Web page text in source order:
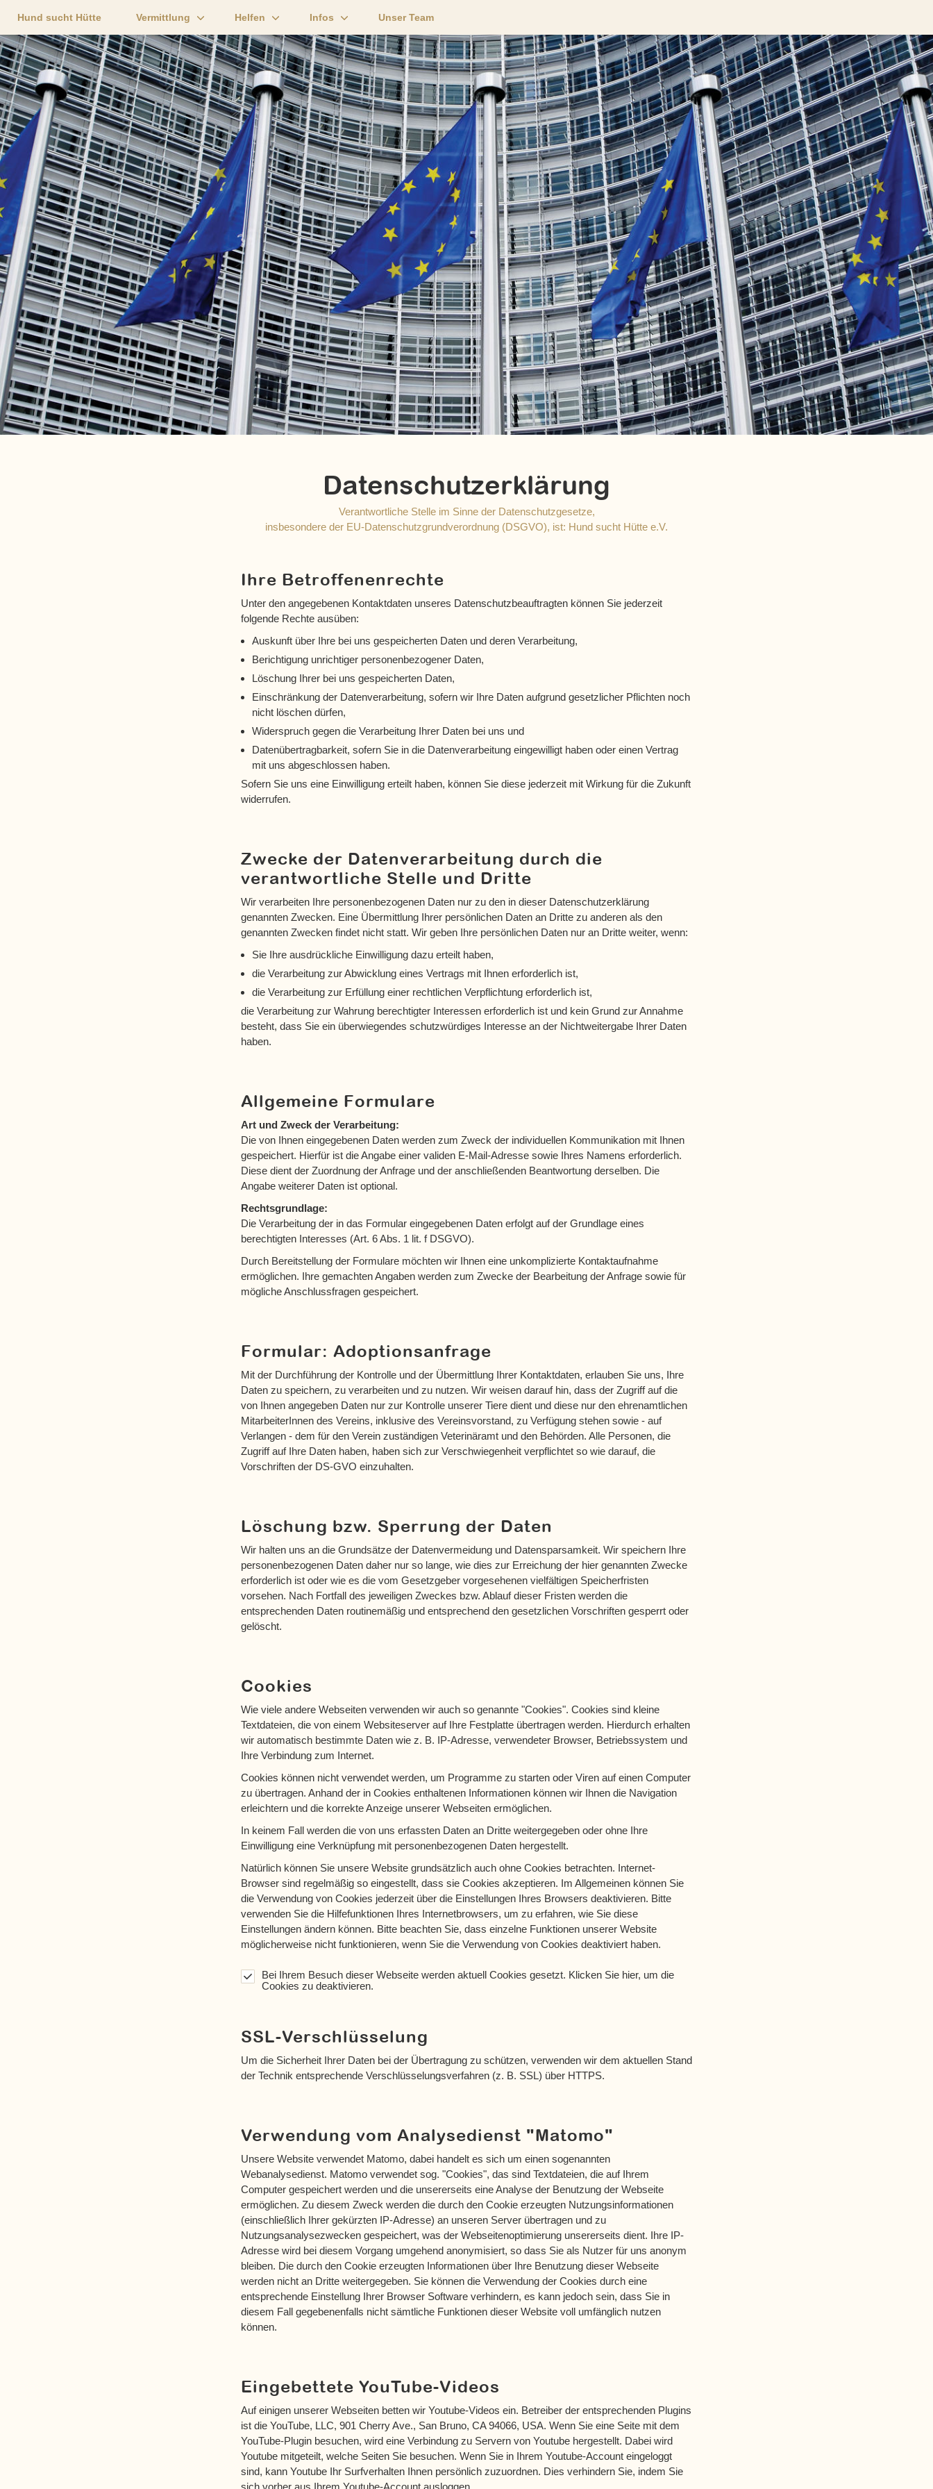
Hund sucht Hütte Vermittlung
Unsere Katzen
Unsere Hunde
Helfen
Wie kann ich helfen
Pate werden
Infos
Passt ein Hund zu mir?
Auslandstierschutz Kroatien
Unsere kroatischen
Pflegestellen
Unser Team
Datenschutzerklärung
Verantwortliche Stelle im Sinne der Datenschutzgesetze,
insbesondere der EU-Datenschutzgrundverordnung (DSGVO), ist: Hund sucht Hütte e.V.
Ihre Betroffenenrechte
Unter den angegebenen Kontaktdaten unseres Datenschutzbeauftragten können Sie jederzeit
folgende Rechte ausüben:
Auskunft über Ihre bei uns gespeicherten Daten und deren Verarbeitung,
Berichtigung unrichtiger personenbezogener Daten,
Löschung Ihrer bei uns gespeicherten Daten,
Einschränkung der Datenverarbeitung, sofern wir Ihre Daten aufgrund gesetzlicher Pflichten noch
nicht löschen dürfen,
Widerspruch gegen die Verarbeitung Ihrer Daten bei uns und
Datenübertragbarkeit, sofern Sie in die Datenverarbeitung eingewilligt haben oder einen Vertrag
mit uns abgeschlossen haben.
Sofern Sie uns eine Einwilligung erteilt haben, können Sie diese jederzeit mit Wirkung für die Zukunft
widerrufen.
Zwecke der Datenverarbeitung durch die
verantwortliche Stelle und Dritte
Wir verarbeiten Ihre personenbezogenen Daten nur zu den in dieser Datenschutzerklärung
genannten Zwecken. Eine Übermittlung Ihrer persönlichen Daten an Dritte zu anderen als den
genannten Zwecken findet nicht statt. Wir geben Ihre persönlichen Daten nur an Dritte weiter, wenn:
Sie Ihre ausdrückliche Einwilligung dazu erteilt haben,
die Verarbeitung zur Abwicklung eines Vertrags mit Ihnen erforderlich ist,
die Verarbeitung zur Erfüllung einer rechtlichen Verpflichtung erforderlich ist,
die Verarbeitung zur Wahrung berechtigter Interessen erforderlich ist und kein Grund zur Annahme
besteht, dass Sie ein überwiegendes schutzwürdiges Interesse an der Nichtweitergabe Ihrer Daten
haben.
Allgemeine Formulare
Art und Zweck der Verarbeitung:
Die von Ihnen eingegebenen Daten werden zum Zweck der individuellen Kommunikation mit Ihnen
gespeichert. Hierfür ist die Angabe einer validen E-Mail-Adresse sowie Ihres Namens erforderlich.
Diese dient der Zuordnung der Anfrage und der anschließenden Beantwortung derselben. Die
Angabe weiterer Daten ist optional.
Rechtsgrundlage:
Die Verarbeitung der in das Formular eingegebenen Daten erfolgt auf der Grundlage eines
berechtigten Interesses (Art. 6 Abs. 1 lit. f DSGVO).
Durch Bereitstellung der Formulare möchten wir Ihnen eine unkomplizierte Kontaktaufnahme
ermöglichen. Ihre gemachten Angaben werden zum Zwecke der Bearbeitung der Anfrage sowie für
mögliche Anschlussfragen gespeichert.
Formular: Adoptionsanfrage
Mit der Durchführung der Kontrolle und der Übermittlung Ihrer Kontaktdaten, erlauben Sie uns, Ihre
Daten zu speichern, zu verarbeiten und zu nutzen. Wir weisen darauf hin, dass der Zugriff auf die
von Ihnen angegeben Daten nur zur Kontrolle unserer Tiere dient und diese nur den ehrenamtlichen
MitarbeiterInnen des Vereins, inklusive des Vereinsvorstand, zu Verfügung stehen sowie - auf
Verlangen - dem für den Verein zuständigen Veterinäramt und den Behörden. Alle Personen, die
Zugriff auf Ihre Daten haben, haben sich zur Verschwiegenheit verpflichtet so wie darauf, die
Vorschriften der DS-GVO einzuhalten.
Löschung bzw. Sperrung der Daten
Wir halten uns an die Grundsätze der Datenvermeidung und Datensparsamkeit. Wir speichern Ihre
personenbezogenen Daten daher nur so lange, wie dies zur Erreichung der hier genannten Zwecke
erforderlich ist oder wie es die vom Gesetzgeber vorgesehenen vielfältigen Speicherfristen
vorsehen. Nach Fortfall des jeweiligen Zweckes bzw. Ablauf dieser Fristen werden die
entsprechenden Daten routinemäßig und entsprechend den gesetzlichen Vorschriften gesperrt oder
gelöscht.
Cookies
Wie viele andere Webseiten verwenden wir auch so genannte "Cookies". Cookies sind kleine
Textdateien, die von einem Websiteserver auf Ihre Festplatte übertragen werden. Hierdurch erhalten
wir automatisch bestimmte Daten wie z. B. IP-Adresse, verwendeter Browser, Betriebssystem und
Ihre Verbindung zum Internet.
Cookies können nicht verwendet werden, um Programme zu starten oder Viren auf einen Computer
zu übertragen. Anhand der in Cookies enthaltenen Informationen können wir Ihnen die Navigation
erleichtern und die korrekte Anzeige unserer Webseiten ermöglichen.
In keinem Fall werden die von uns erfassten Daten an Dritte weitergegeben oder ohne Ihre
Einwilligung eine Verknüpfung mit personenbezogenen Daten hergestellt.
Natürlich können Sie unsere Website grundsätzlich auch ohne Cookies betrachten. Internet-
Browser sind regelmäßig so eingestellt, dass sie Cookies akzeptieren. Im Allgemeinen können Sie
die Verwendung von Cookies jederzeit über die Einstellungen Ihres Browsers deaktivieren. Bitte
verwenden Sie die Hilfefunktionen Ihres Internetbrowsers, um zu erfahren, wie Sie diese
Einstellungen ändern können. Bitte beachten Sie, dass einzelne Funktionen unserer Website
möglicherweise nicht funktionieren, wenn Sie die Verwendung von Cookies deaktiviert haben.
Bei Ihrem Besuch dieser Webseite werden aktuell Cookies gesetzt. Klicken Sie hier, um die
Cookies zu deaktivieren.
SSL-Verschlüsselung
Um die Sicherheit Ihrer Daten bei der Übertragung zu schützen, verwenden wir dem aktuellen Stand
der Technik entsprechende Verschlüsselungsverfahren (z. B. SSL) über HTTPS.
Verwendung vom Analysedienst "Matomo"
Unsere Website verwendet Matomo, dabei handelt es sich um einen sogenannten
Webanalysedienst. Matomo verwendet sog. "Cookies", das sind Textdateien, die auf Ihrem
Computer gespeichert werden und die unsererseits eine Analyse der Benutzung der Webseite
ermöglichen. Zu diesem Zweck werden die durch den Cookie erzeugten Nutzungsinformationen
(einschließlich Ihrer gekürzten IP-Adresse) an unseren Server übertragen und zu
Nutzungsanalysezwecken gespeichert, was der Webseitenoptimierung unsererseits dient. Ihre IP-
Adresse wird bei diesem Vorgang umge­hend anony­mi­siert, so dass Sie als Nutzer für uns anonym
bleiben. Die durch den Cookie erzeugten Informationen über Ihre Benutzung dieser Webseite
werden nicht an Dritte weitergegeben. Sie können die Verwendung der Cookies durch eine
entsprechende Einstellung Ihrer Browser Software verhindern, es kann jedoch sein, dass Sie in
diesem Fall gegebenenfalls nicht sämtliche Funktionen dieser Website voll umfänglich nutzen
können.
Eingebettete YouTube-Videos
Auf einigen unserer Webseiten betten wir Youtube-Videos ein. Betreiber der entsprechenden Plugins
ist die YouTube, LLC, 901 Cherry Ave., San Bruno, CA 94066, USA. Wenn Sie eine Seite mit dem
YouTube-Plugin besuchen, wird eine Verbindung zu Servern von Youtube hergestellt. Dabei wird
Youtube mitgeteilt, welche Seiten Sie besuchen. Wenn Sie in Ihrem Youtube-Account eingeloggt
sind, kann Youtube Ihr Surfverhalten Ihnen persönlich zuzuordnen. Dies verhindern Sie, indem Sie
sich vorher aus Ihrem Youtube-Account ausloggen.